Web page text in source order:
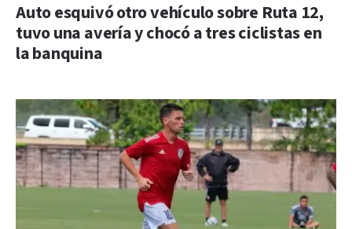
Auto esquivó otro vehículo sobre Ruta 12,
tuvo una avería y chocó a tres ciclistas en
la banquina